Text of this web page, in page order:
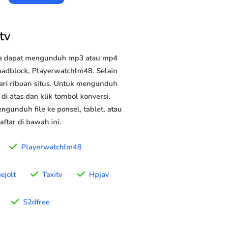
dapat mengunduh mp3 atau mp4
Playerwatchlm48. Selain
ribuan situs. Untuk mengunduh
atas dan klik tombol konversi.
file ke ponsel, tablet, atau
di bawah ini.
Playerwatchlm48
Taxitv Hpjav
S2dfree